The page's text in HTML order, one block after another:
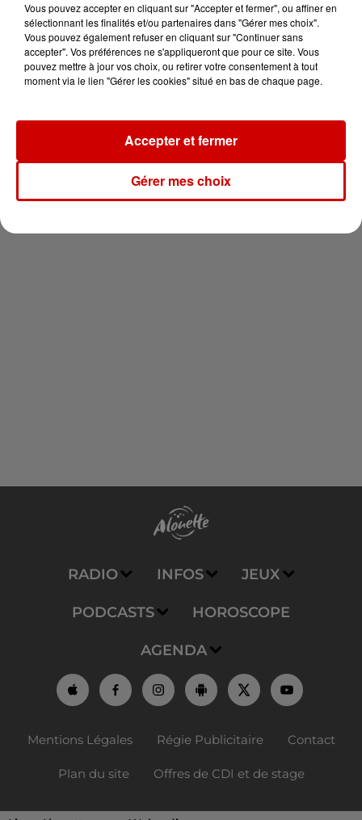
RADIO INFOS JEUX
PODCASTS HOROSCOPE
AGENDA
Mentions Légales Régie Publicitaire Contact
Plan du site Offres de CDI et de stage
Vous pouvez accepter en cliquant sur "Accepter et fermer", ou affiner en
sélectionnant les finalités et/ou partenaires dans "Gérer mes choix".
Vous pouvez également refuser en cliquant sur "Continuer sans
accepter". Vos préférences ne s'appliqueront que pour ce site. Vous
pouvez mettre à jour vos choix, ou retirer votre consentement à tout
moment via le lien "Gérer les cookies" situé en bas de chaque page.
Gérer mes choix
Accepter et fermer